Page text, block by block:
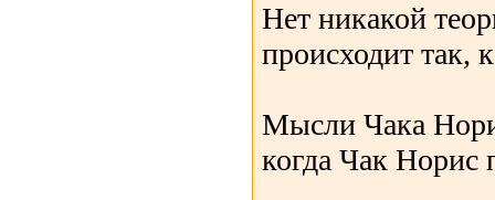
Нет никакой
происходит так,
Мысли Чака
когда Чак Норис